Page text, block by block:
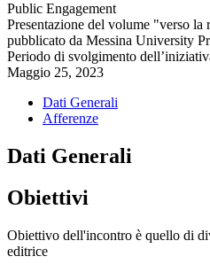
Public Engagement
Presentazione del volume "verso
pubblicato da Messina University
Periodo di svolgimento
Maggio 25, 2023
Dati Generali
Afferenze
Dati Generali
Obiettivi
Obiettivo dell'incontro è quello di
editrice